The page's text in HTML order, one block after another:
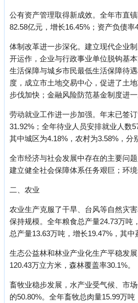
公有资产管理取得新成效。全年市直
82.58亿元，增长16.45%；资产负债率
体制改革进一步深化。建立现代企业
开运作，企业与行政事业单位脱钩基
生活保障与城乡市民最低生活保障待
度，成立市土地交易中心，促进了土
步伐加快；金融风险防范基金制度进一
劳动就业工作进一步加强。年末已签
31.92%；全年待业人员安排就业人数
其中城区为4.18%，农村为3.58%，分
全市经济与社会发展中存在的主要问
建立健全社会保障体系任务艰巨；环境
二、农业
农业生产克服了干旱、台风等自然灾
保持规模。全年粮食总产量24.73万吨
总产量13.63万吨，增长19.47%，其
生态公益林和林业产业化生产平稳发
120.43万立方米，森林覆盖率30.1%。
畜牧业稳步发展，水产业受气候、市
的50.80%。全年畜牧总肉量15.99万